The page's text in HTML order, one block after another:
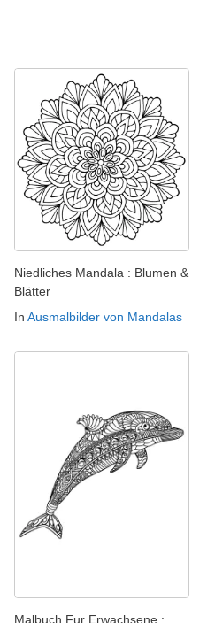
Niedliches Mandala : Blumen &
Blätter
In Ausmalbilder von Mandalas
Malbuch Fur Erwachsene :